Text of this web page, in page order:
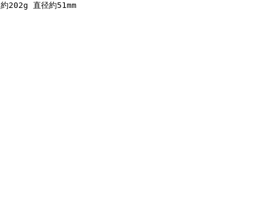
約202g 直径約51mm